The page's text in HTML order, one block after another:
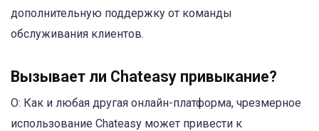
дополнительную поддержку от команды
обслуживания клиентов.
Вызывает ли Chateasy привыкание?
О: Как и любая другая онлайн-платформа, чрезмерное
использование Chateasy может привести к